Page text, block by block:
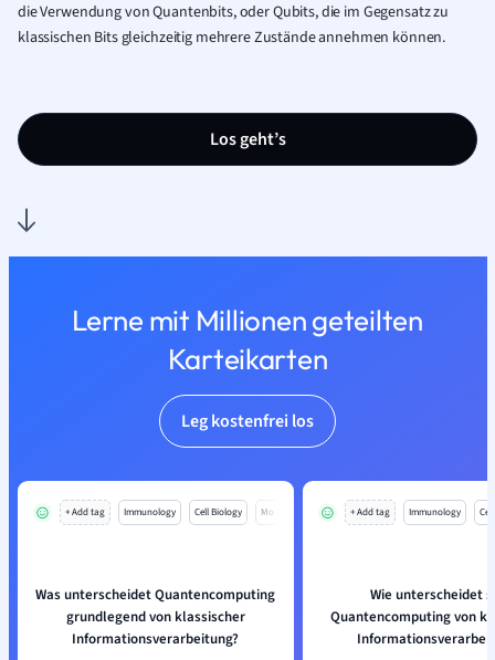
die Verwendung von Quantenbits, oder Qubits, die im Gegensatz zu
klassischen Bits gleichzeitig mehrere Zustände annehmen können.
Los geht’s
Lerne mit Millionen geteilten
Karteikarten
Leg kostenfrei los
+ Add tag Immunology Cell Biology Mo
Was unterscheidet Quantencomputing
grundlegend von klassischer
Informationsverarbeitung?
+ Add tag Immunology
Wie unterscheidet
Quantencomputing von